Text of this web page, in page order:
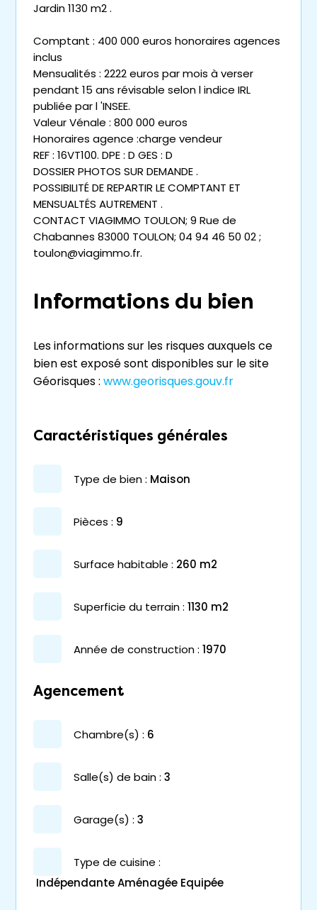
Jardin 1130 m2 .
Comptant : 400 000 euros honoraires agences
inclus
Mensualités : 2222 euros par mois à verser
pendant 15 ans révisable selon l indice IRL
publiée par l 'INSEE.
Valeur Vénale : 800 000 euros
Honoraires agence :charge vendeur
REF : 16VT100. DPE : D GES : D
DOSSIER PHOTOS SUR DEMANDE .
POSSIBILITÉ DE REPARTIR LE COMPTANT ET
MENSUALTÉS AUTREMENT .
CONTACT VIAGIMMO TOULON; 9 Rue de
Chabannes 83000 TOULON; 04 94 46 50 02 ;
toulon@viagimmo.fr.
Informations du bien
Les informations sur les risques auxquels ce
bien est exposé sont disponibles sur le site
Géorisques : www.georisques.gouv.fr
Caractéristiques générales
type de bien : maison
pièces : 9
surface habitable : 260 m2
superficie du terrain : 1130 m2
année de construction : 1970
Agencement
chambre(s) : 6
salle(s) de bain : 3
garage(s) : 3
Type de cuisine :
Indépendante Aménagée Equipée